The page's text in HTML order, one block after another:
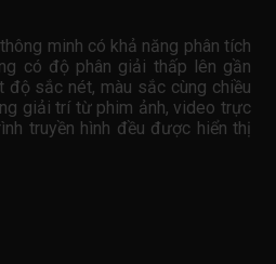
minh có khả năng phân tích
có độ phân giải thấp lên gần
độ sắc nét, màu sắc cùng chiều
giải trí từ phim ảnh, video trực
truyền hình đều được hiển thị